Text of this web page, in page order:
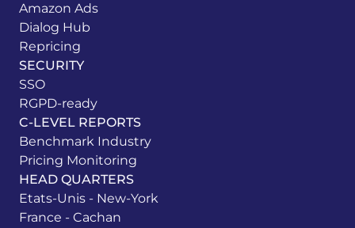
Amazon Ads
Dialog Hub
Repricing
SECURITY
SSO
RGPD-ready
C-LEVEL REPORTS
Benchmark Industry
Pricing Monitoring
HEAD QUARTERS
Etats-Unis - New-York
France - Cachan